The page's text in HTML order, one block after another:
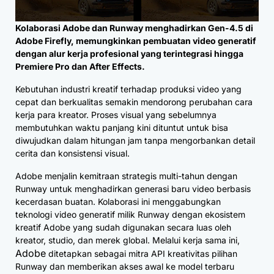
Kolaborasi Adobe dan Runway menghadirkan Gen-4.5 di
Adobe Firefly, memungkinkan pembuatan video generatif
dengan alur kerja profesional yang terintegrasi hingga
Premiere Pro dan After Effects.
Kebutuhan industri kreatif terhadap produksi video yang
cepat dan berkualitas semakin mendorong perubahan cara
kerja para kreator. Proses visual yang sebelumnya
membutuhkan waktu panjang kini dituntut untuk bisa
diwujudkan dalam hitungan jam tanpa mengorbankan detail
cerita dan konsistensi visual.
Adobe menjalin kemitraan strategis multi-tahun dengan
Runway untuk menghadirkan generasi baru video berbasis
kecerdasan buatan. Kolaborasi ini menggabungkan
teknologi video generatif milik Runway dengan ekosistem
kreatif Adobe yang sudah digunakan secara luas oleh
kreator, studio, dan merek global. Melalui kerja sama ini,
Adobe ditetapkan sebagai mitra API kreativitas pilihan
Runway dan memberikan akses awal ke model terbaru